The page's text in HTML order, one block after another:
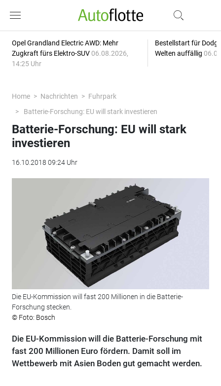
Opel Grandland Electric AWD: Mehr
Zugkraft fürs Elektro-SUV 06.08.2026,
14:25 Uhr
Bestellstart für
Welten auffällig
Home Nachrichten
Fuhrpark
Batterie-Forschung: EU will stark investieren
Batterie-Forschung: EU will stark
investieren
16.10.2018 09:24 Uhr
Die EU-Kommission will fast 200 Millionen in die Batterie-
Forschung stecken.
© Foto: Bosch
Die EU-Kommission will die Batterie-Forschung mit
fast 200 Millionen Euro fördern. Damit soll im
Wettbewerb mit Asien Boden gut gemacht werden.